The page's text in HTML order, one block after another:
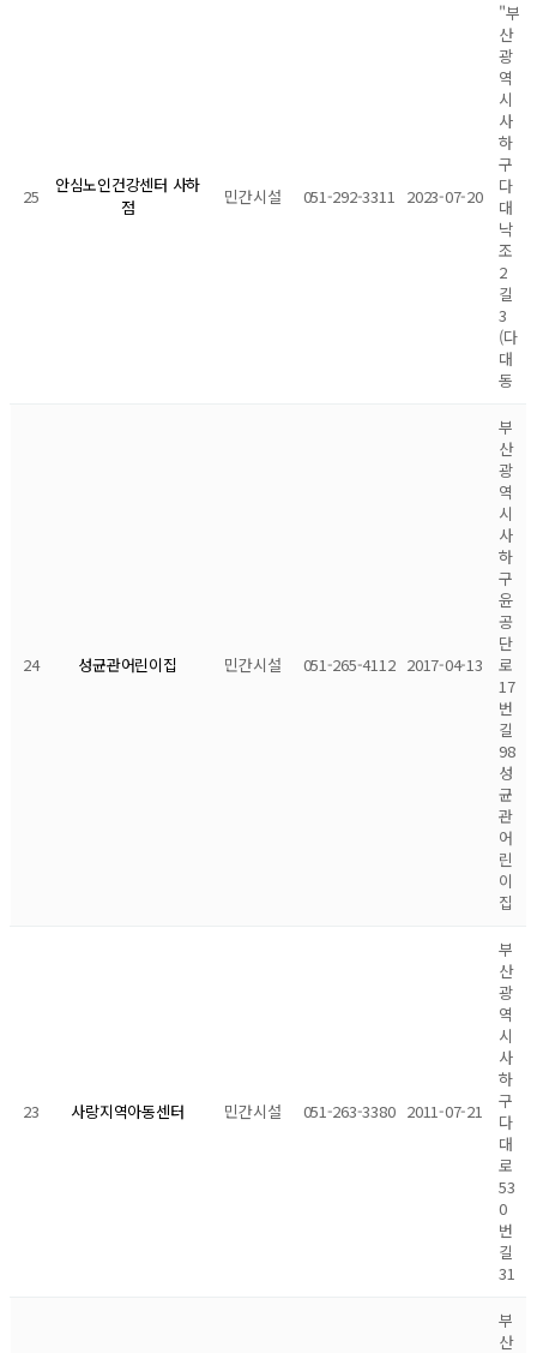
25
안심노인건강센터 사하
점
민간시설 051-292-3311 2023-07-20
"부
산
광
역
시
사
하
구
다
대
낙
조
2
길
3
(다
대
동
24 성균관어린이집 민간시설 051-265-4112 2017-04-13
부
산
광
역
시
사
하
구
윤
공
단
로
17
번
길
98
성
균
관
어
린
이
집
23 사랑지역아동센터 민간시설 051-263-3380 2011-07-21
부
산
광
역
시
사
하
구
다
대
로
53
0
번
길
31
부
산